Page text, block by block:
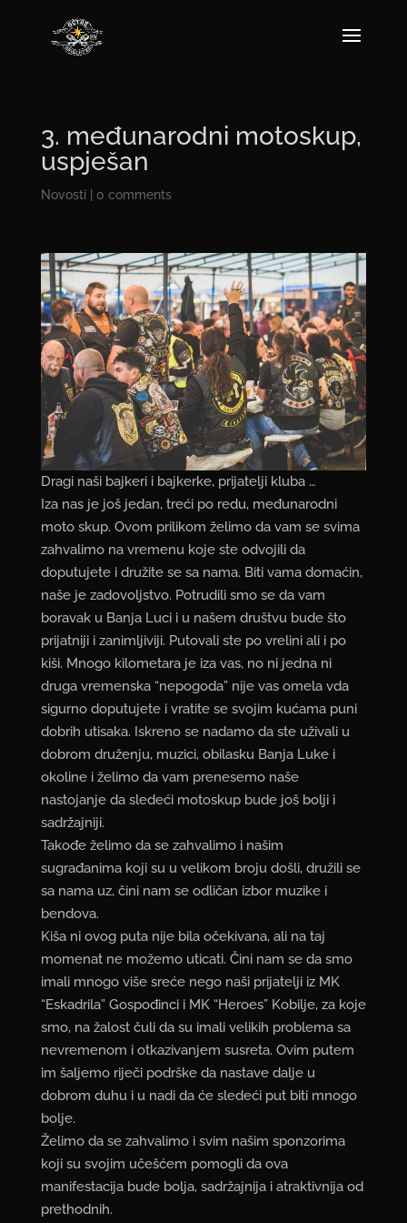
3. međunarodni motoskup,
uspješan
Novosti 0 comments
Dragi naši bajkeri i bajkerke, prijatelji kluba …
Iza nas je još jedan, treći po redu, međunarodni
moto skup. Ovom prilikom želimo da vam se svima
zahvalimo na vremenu koje ste odvojili da
doputujete i družite se sa nama. Biti vama domaćin,
naše je zadovoljstvo. Potrudili smo se da vam
boravak u Banja Luci i u našem društvu bude što
prijatniji i zanimljiviji. Putovali ste po vrelini ali i po
kiši. Mnogo kilometara je iza vas, no ni jedna ni
druga vremenska “nepogoda” nije vas omela vda
sigurno doputujete i vratite se svojim kućama puni
dobrih utisaka. Iskreno se nadamo da ste uživali u
dobrom druženju, muzici, obilasku Banja Luke i
okoline i želimo da vam prenesemo naše
nastojanje da sledeći motoskup bude još bolji i
sadržajniji.
Takođe želimo da se zahvalimo i našim
sugrađanima koji su u velikom broju došli, družili se
sa nama uz, čini nam se odličan izbor muzike i
bendova.
Kiša ni ovog puta nije bila očekivana, ali na taj
momenat ne možemo uticati. Čini nam se da smo
imali mnogo više sreće nego naši prijatelji iz MK
“Eskadrila” Gospođinci i MK “Heroes” Kobilje, za koje
smo, na žalost čuli da su imali velikih problema sa
nevremenom i otkazivanjem susreta. Ovim putem
im šaljemo riječi podrške da nastave dalje u
dobrom duhu i u nadi da će sledeći put biti mnogo
bolje.
Želimo da se zahvalimo i svim našim sponzorima
koji su svojim učešćem pomogli da ova
manifestacija bude bolja, sadržajnija i atraktivnija od
prethodnih.